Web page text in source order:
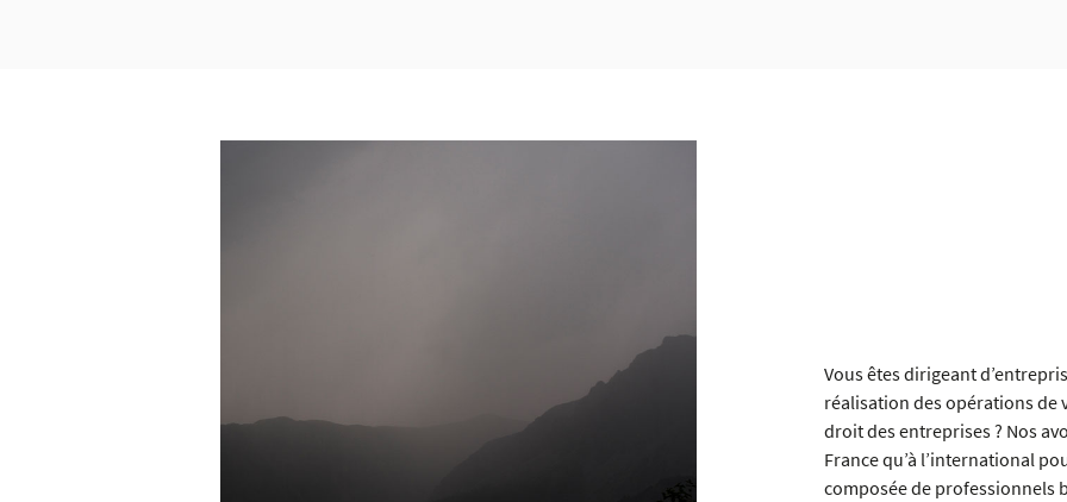
Vous êtes dirigeant
réalisation des opérations de
droit des entreprises ? Nos
France qu’à l’international
composée de professionnels